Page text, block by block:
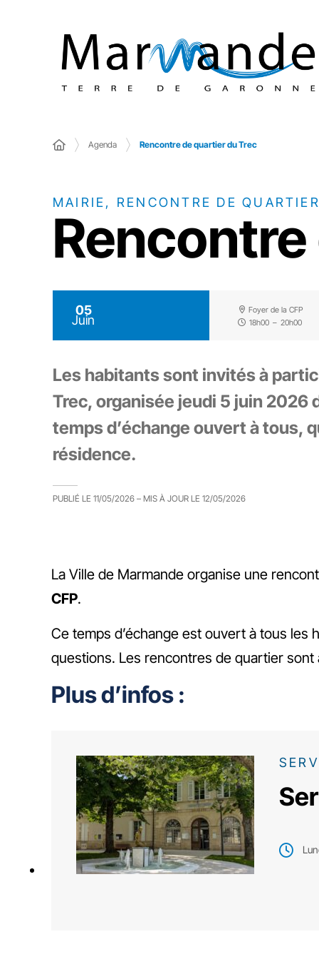
Agenda Rencontre de quartier du Trec
MAIRIE, RENCONTRE DE
05
Juin
Foyer de la CFP
18h00 – 20h00
Les habitants sont invités à
Trec, organisée jeudi 5 juin 2026
temps d’échange ouvert à tous,
résidence.
PUBLIÉ LE 11/05/2026 – MIS À JOUR LE 12/05/2026
La Ville de Marmande organise une
CFP.
Ce temps d’échange est ouvert à tous
questions. Les rencontres de quartier
Plus d’infos :